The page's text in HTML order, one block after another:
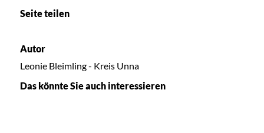
Seite teilen
Autor
Leonie Bleimling - Kreis Unna
Das könnte Sie auch interessieren